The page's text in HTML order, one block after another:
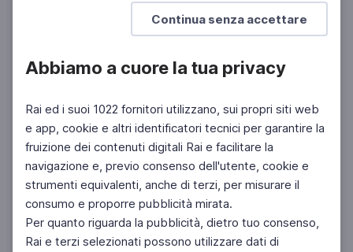
Continua senza accettare
Abbiamo a cuore la tua privacy
Rai ed i suoi 1022 fornitori utilizzano, sui propri siti web
e app, cookie e altri identificatori tecnici per garantire la
fruizione dei contenuti digitali Rai e facilitare la
navigazione e, previo consenso dell'utente, cookie e
strumenti equivalenti, anche di terzi, per misurare il
consumo e proporre pubblicità mirata.
Per quanto riguarda la pubblicità, dietro tuo consenso,
Rai e terzi selezionati possono utilizzare dati di
Facebook Instagram Twitter